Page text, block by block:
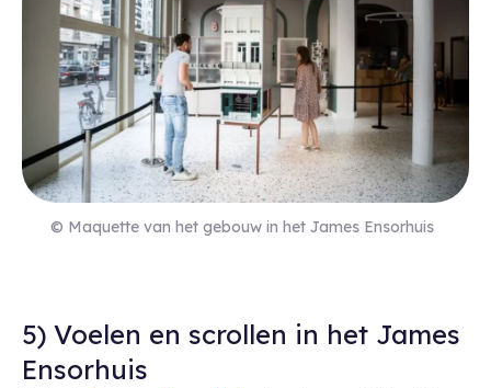
© Maquette van het gebouw in het James Ensorhuis
5) Voelen en scrollen in het James
Ensorhuis